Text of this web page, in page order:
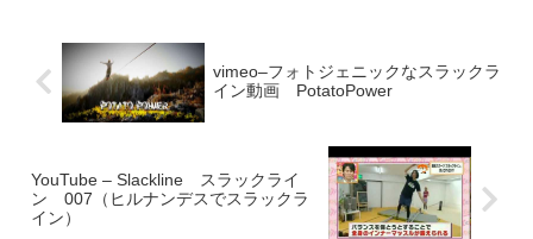
vimeo–フォトジェニックなスラックラ
イン動画 PotatoPower
YouTube – Slackline スラックライ
ン 007（ヒルナンデスでスラックラ
イン）